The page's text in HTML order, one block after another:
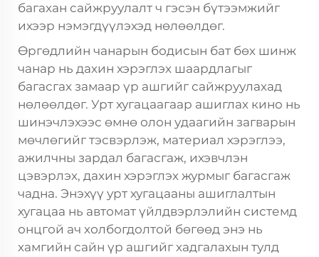
багахан сайжруулалт ч гэсэн бүтээмжийг
ихээр нэмэгдүүлэхэд нөлөөлдөг.
Өргөдлийн чанарын бодисын бат бөх шинж
чанар нь дахин хэрэглэх шаардлагыг
багасгах замаар үр ашгийг сайжруулахад
нөлөөлдөг. Урт хугацаагаар ашиглах кино нь
шинэчлэхээс өмнө олон удаагийн загварын
мөчлөгийг тэсвэрлэж, материал хэрэглээ,
ажилчны зардал багасгаж, ихэвчлэн
цэвэрлэх, дахин хэрэглэх журмыг багасгаж
чадна. Энэхүү урт хугацааны ашиглалтын
хугацаа нь автомат үйлдвэрлэлийн системд
онцгой ач холбогдолтой бөгөөд энэ нь
хамгийн сайн үр ашгийг хадгалахын тулд